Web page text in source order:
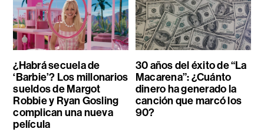
¿Habrá secuela de
‘Barbie’? Los millonarios
sueldos de Margot
Robbie y Ryan Gosling
complican una nueva
película
30 años del éxito de “La
Macarena”: ¿Cuánto
dinero ha generado la
canción que marcó los
90?